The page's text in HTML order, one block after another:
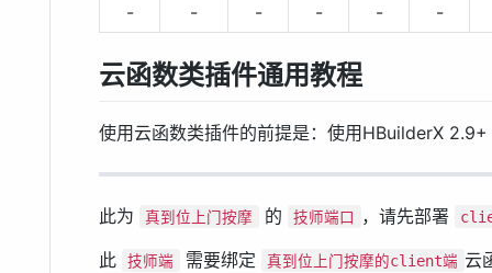
- - - - - -
云函数类插件通用教程
使用云函数类插件的前提是：使用HBuilderX 2.9+
此为 真到位上门按摩 的 技师端口 ，请先部署
此 技师端 需要绑定 真到位上门按摩的client端 云